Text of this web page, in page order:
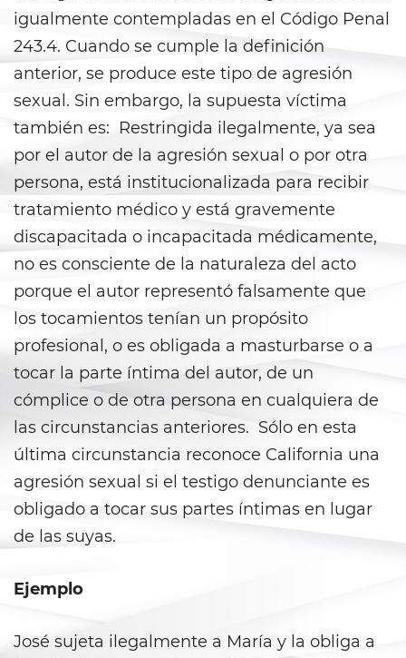
Libertad Condicional para
Menores
Petición Aceptada
Proyecto de Ley del Senado SB
439
Sello de Registros Juveniles
Tribunal de Delincuencia
Juvenil
Tutela de los Tribunales
Actos Lascivos con un Menor
Agresión Sexual
Conducta Lasciva
Copulación Oral Forzada
Merodear para Prostituirse
igualmente contempladas en el Código Penal
243.4. Cuando se cumple la definición
anterior, se produce este tipo de agresión
sexual. Sin embargo, la supuesta víctima
también es: Restringida ilegalmente, ya sea
por el autor de la agresión sexual o por otra
persona, está institucionalizada para recibir
tratamiento médico y está gravemente
discapacitada o incapacitada médicamente,
no es consciente de la naturaleza del acto
porque el autor representó falsamente que
los tocamientos tenían un propósito
profesional, o es obligada a masturbarse o a
tocar la parte íntima del autor, de un
cómplice o de otra persona en cualquiera de
las circunstancias anteriores. Sólo en esta
última circunstancia reconoce California una
agresión sexual si el testigo denunciante es
obligado a tocar sus partes íntimas en lugar
de las suyas.
Ejemplo
José sujeta ilegalmente a María y la obliga a